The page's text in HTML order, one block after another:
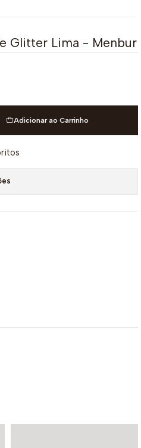
Glitter Lima - Menbur
Adicionar ao Carrinho